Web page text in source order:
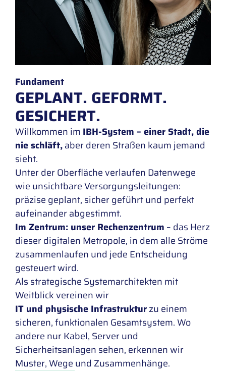
Fundament
GEPLANT. GEFORMT.
GESICHERT.
Willkommen im IBH-System – einer Stadt, die
nie schläft,aber deren Straßen kaum jemand
sieht.
Unter der Oberfläche verlaufen Datenwege
wie unsichtbare Versorgungsleitungen:
präzise geplant, sicher geführt und perfekt
aufeinander abgestimmt.
Im Zentrum: unser Rechenzentrum – das Herz
dieser digitalen Metropole, in dem alle Ströme
zusammenlaufen und jede Entscheidung
gesteuert wird.
Als strategische Systemarchitekten mit
Weitblick vereinen wir
IT und physische Infrastrukturzu einem
sicheren, funktionalen Gesamtsystem. Wo
andere nur Kabel, Server und
Sicherheitsanlagen sehen, erkennen wir
Muster, Wege und Zusammenhänge.